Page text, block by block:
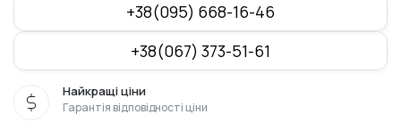
+38(095) 668-16-46
+38(067) 373-51-61
Найкращі ціни
Гарантія відповідності ціни